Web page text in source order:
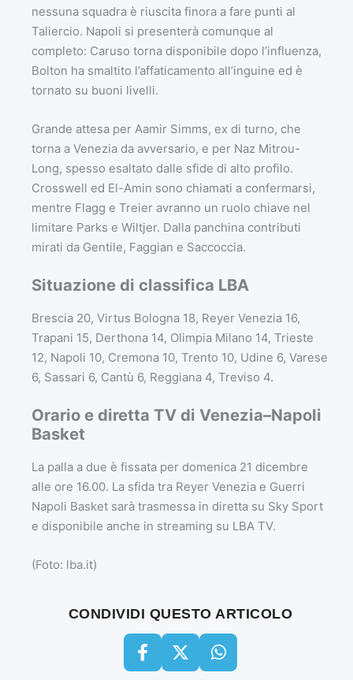
nessuna squadra è riuscita finora a fare punti al
Taliercio. Napoli si presenterà comunque al
completo: Caruso torna disponibile dopo l’influenza,
Bolton ha smaltito l’affaticamento all’inguine ed è
tornato su buoni livelli.
Grande attesa per Aamir Simms, ex di turno, che
torna a Venezia da avversario, e per Naz Mitrou-
Long, spesso esaltato dalle sfide di alto profilo.
Crosswell ed El-Amin sono chiamati a confermarsi,
mentre Flagg e Treier avranno un ruolo chiave nel
limitare Parks e Wiltjer. Dalla panchina contributi
mirati da Gentile, Faggian e Saccoccia.
Situazione di classifica LBA
Brescia 20, Virtus Bologna 18, Reyer Venezia 16,
Trapani 15, Derthona 14, Olimpia Milano 14, Trieste
12, Napoli 10, Cremona 10, Trento 10, Udine 6, Varese
6, Sassari 6, Cantù 6, Reggiana 4, Treviso 4.
Orario e diretta TV di Venezia–Napoli
Basket
La palla a due è fissata per domenica 21 dicembre
alle ore 16.00. La sfida tra Reyer Venezia e Guerri
Napoli Basket sarà trasmessa in diretta su Sky Sport
e disponibile anche in streaming su LBA TV.
(Foto: lba.it)
CONDIVIDI QUESTO ARTICOLO